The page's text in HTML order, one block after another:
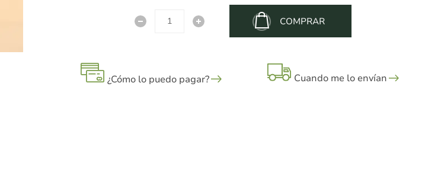
COMPRAR
¿Cómo lo puedo pagar? Cuando me lo envían